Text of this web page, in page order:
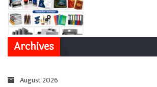
Archives
August 2026